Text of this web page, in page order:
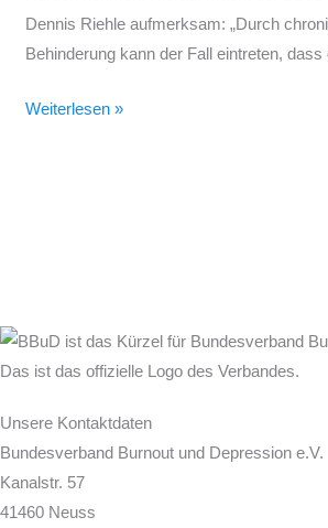
Dennis Riehle aufmerksam: „Durch
Behinderung kann der Fall eintreten,
Weiterlesen »
Unsere Kontaktdaten
Bundesverband Burnout und Depression e.V.
Kanalstr. 57
41460 Neuss